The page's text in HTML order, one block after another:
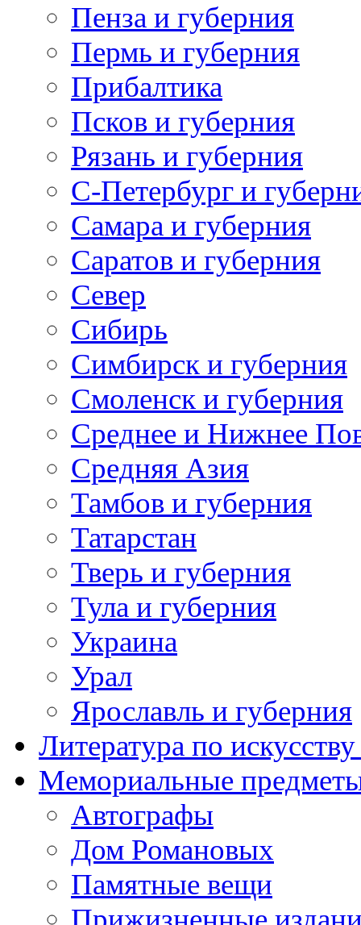
Пенза и губерния
Пермь и губерния
Прибалтика
Псков и губерния
Рязань и губерния
С-Петербург и
Самара и губерния
Саратов и губерния
Север
Сибирь
Симбирск и губерния
Смоленск и губерния
Среднее и Нижнее
Средняя Азия
Тамбов и губерния
Татарстан
Тверь и губерния
Тула и губерния
Украина
Урал
Ярославль и губерния
Литература по
Мемориальные
Автографы
Дом Романовых
Памятные вещи